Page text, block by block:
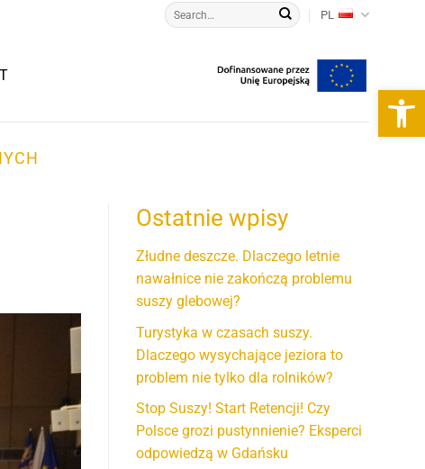
PL
Ostatnie wpisy
Złudne deszcze. Dlaczego letnie
nawałnice nie zakończą problemu
suszy glebowej?
Turystyka w czasach suszy.
Dlaczego wysychające jeziora to
problem nie tylko dla rolników?
Stop Suszy! Start Retencji! Czy
Polsce grozi pustynnienie? Eksperci
odpowiedzą w Gdańsku